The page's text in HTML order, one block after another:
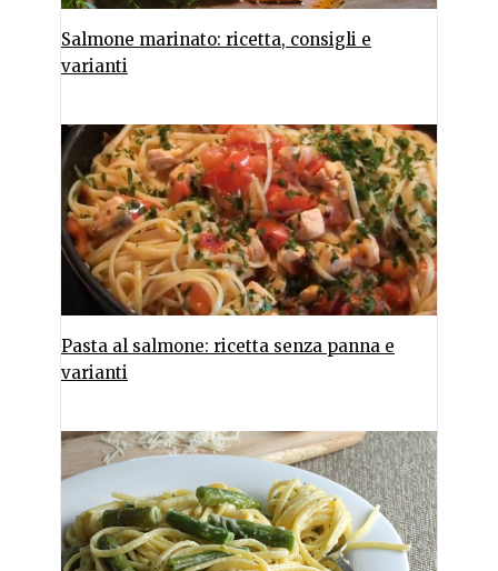
Salmone marinato: ricetta, consigli e
varianti
Pasta al salmone: ricetta senza panna e
varianti